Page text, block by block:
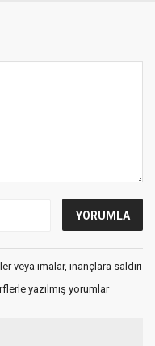
veya imalar, inançlara saldırı
yazılmış yorumlar